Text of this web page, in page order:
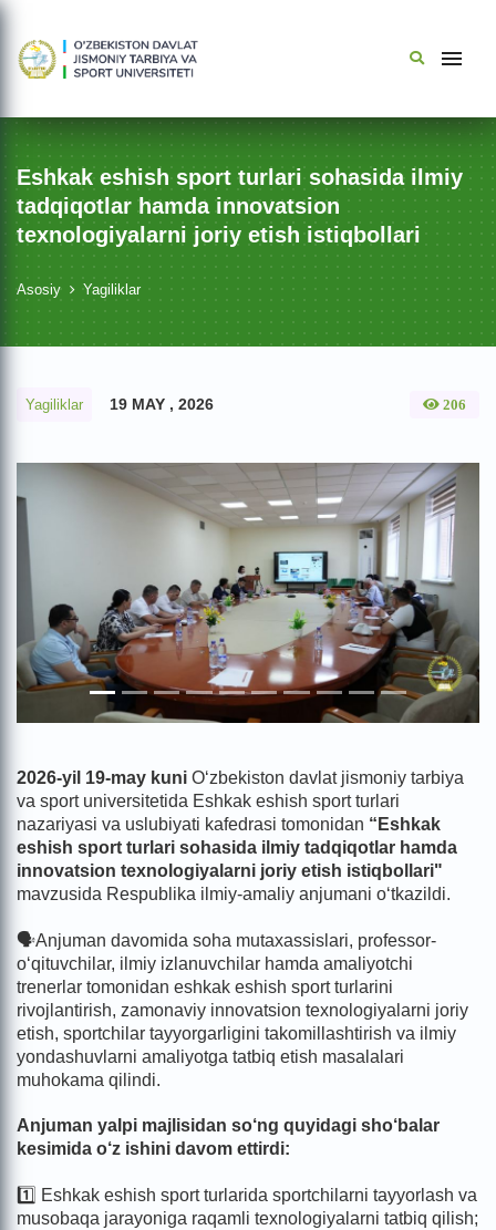
Eshkak eshish sport turlari sohasida ilmiy
tadqiqotlar hamda innovatsion
texnologiyalarni joriy etish istiqbollari
Asosiy Yagiliklar
Yagiliklar 19 MAY , 2026 206
2026-yil 19-may kuni O‘zbekiston davlat jismoniy tarbiya
va sport universitetida Eshkak eshish sport turlari
nazariyasi va uslubiyati kafedrasi tomonidan “Eshkak
eshish sport turlari sohasida ilmiy tadqiqotlar hamda
innovatsion texnologiyalarni joriy etish istiqbollari"
mavzusida Respublika ilmiy-amaliy anjumani o‘tkazildi.
🗣Anjuman davomida soha mutaxassislari, professor-
o‘qituvchilar, ilmiy izlanuvchilar hamda amaliyotchi
trenerlar tomonidan eshkak eshish sport turlarini
rivojlantirish, zamonaviy innovatsion texnologiyalarni joriy
etish, sportchilar tayyorgarligini takomillashtirish va ilmiy
yondashuvlarni amaliyotga tatbiq etish masalalari
muhokama qilindi.
Anjuman yalpi majlisidan so‘ng quyidagi sho‘balar
kesimida o‘z ishini davom ettirdi:
1️⃣ Eshkak eshish sport turlarida sportchilarni tayyorlash va
musobaqa jarayoniga raqamli texnologiyalarni tatbiq qilish;